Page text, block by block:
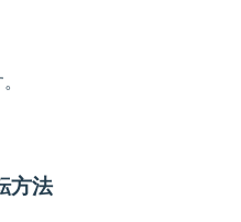
方法